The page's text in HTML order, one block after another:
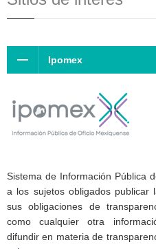
Ipomex
Sistema de Información Pública
a los sujetos obligados publicar
sus obligaciones de
como cualquier otra
difundir en materia de